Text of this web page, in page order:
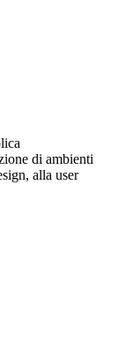
di ambienti
alla user